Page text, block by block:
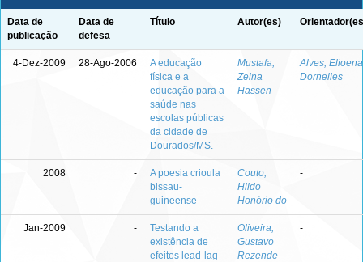
Data de
publicação
Data de
defesa
Título Autor(es)
4-Dez-2009 28-Ago-2006
A educação
física e a
educação para a
saúde nas
escolas públicas
da cidade de
Dourados/MS.
Mustafa,
Zeina
Hassen
Alves,
Dornelles
2008 -
A poesia crioula
bissau-
guineense
Couto,
Hildo
Honório do
-
Jan-2009 -
Testando a
existência de
efeitos lead-lag
Oliveira,
Gustavo
Rezende
-